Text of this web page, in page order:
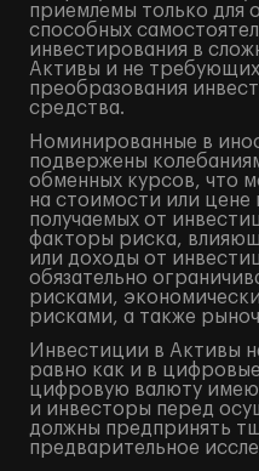
приемлемы только для
способных
инвестирования в
Активы и не
преобразования
средства.
Номинированные в
подвержены
обменных курсов, что
на стоимости или цене
получаемых от
факторы риска,
или доходы от
обязательно
рисками,
рисками, а также
Инвестиции в Активы
равно как и в
цифровую валюту
и инвесторы перед
должны предпринять
предварительное